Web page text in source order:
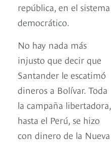
república, en el sistema
democrático.
No hay nada más
injusto que decir que
Santander le escatimó
dineros a Bolívar. Toda
la campaña libertadora,
hasta el Perú, se hizo
con dinero de la Nueva